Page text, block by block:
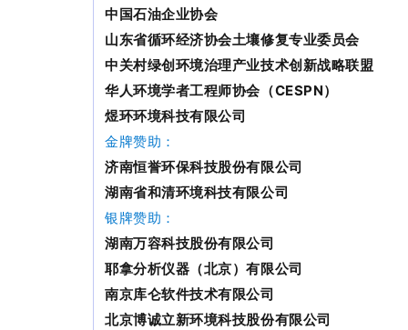
中国石油企业协会
山东省循环经济协会土壤修复专业委员会
中关村绿创环境治理产业技术创新战略联盟
华人环境学者工程师协会（CESPN）
煜环环境科技有限公司
金牌赞助：
济南恒誉环保科技股份有限公司
湖南省和清环境科技有限公司
银牌赞助：
湖南万容科技股份有限公司
耶拿分析仪器（北京）有限公司
南京库仑软件技术有限公司
北京博诚立新环境科技股份有限公司